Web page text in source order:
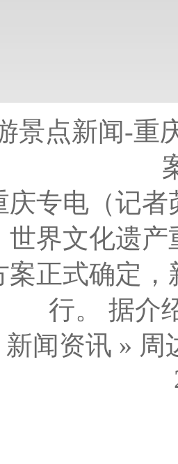
景点新闻-重
庆专电（记
世界文化遗
案正式确定，
行。 据介
新闻资讯 »